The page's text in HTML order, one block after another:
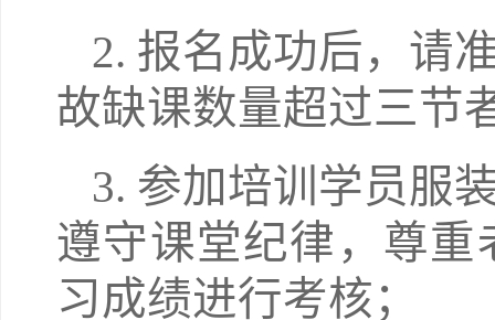
2. 报名成功后，请
故缺课数量超过三节
3. 参加培训学员服
遵守课堂纪律，尊
习成绩进行考核；